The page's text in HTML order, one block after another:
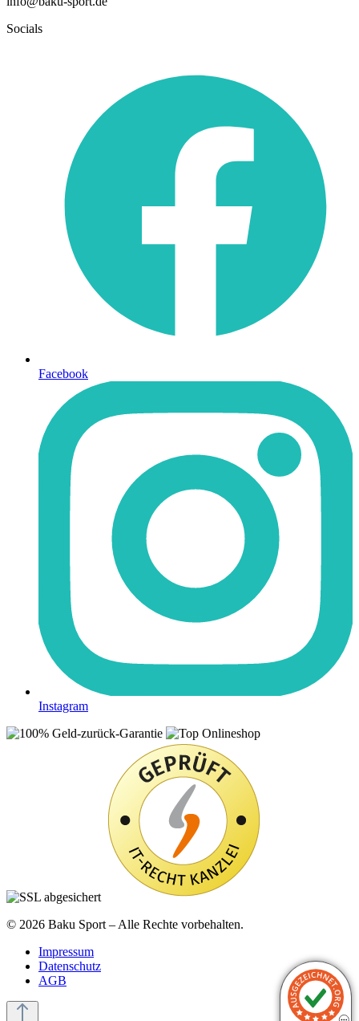
Socials
Facebook
Instagram
© 2026 Baku Sport – Alle Rechte vorbehalten.
Impressum
Datenschutz
AGB